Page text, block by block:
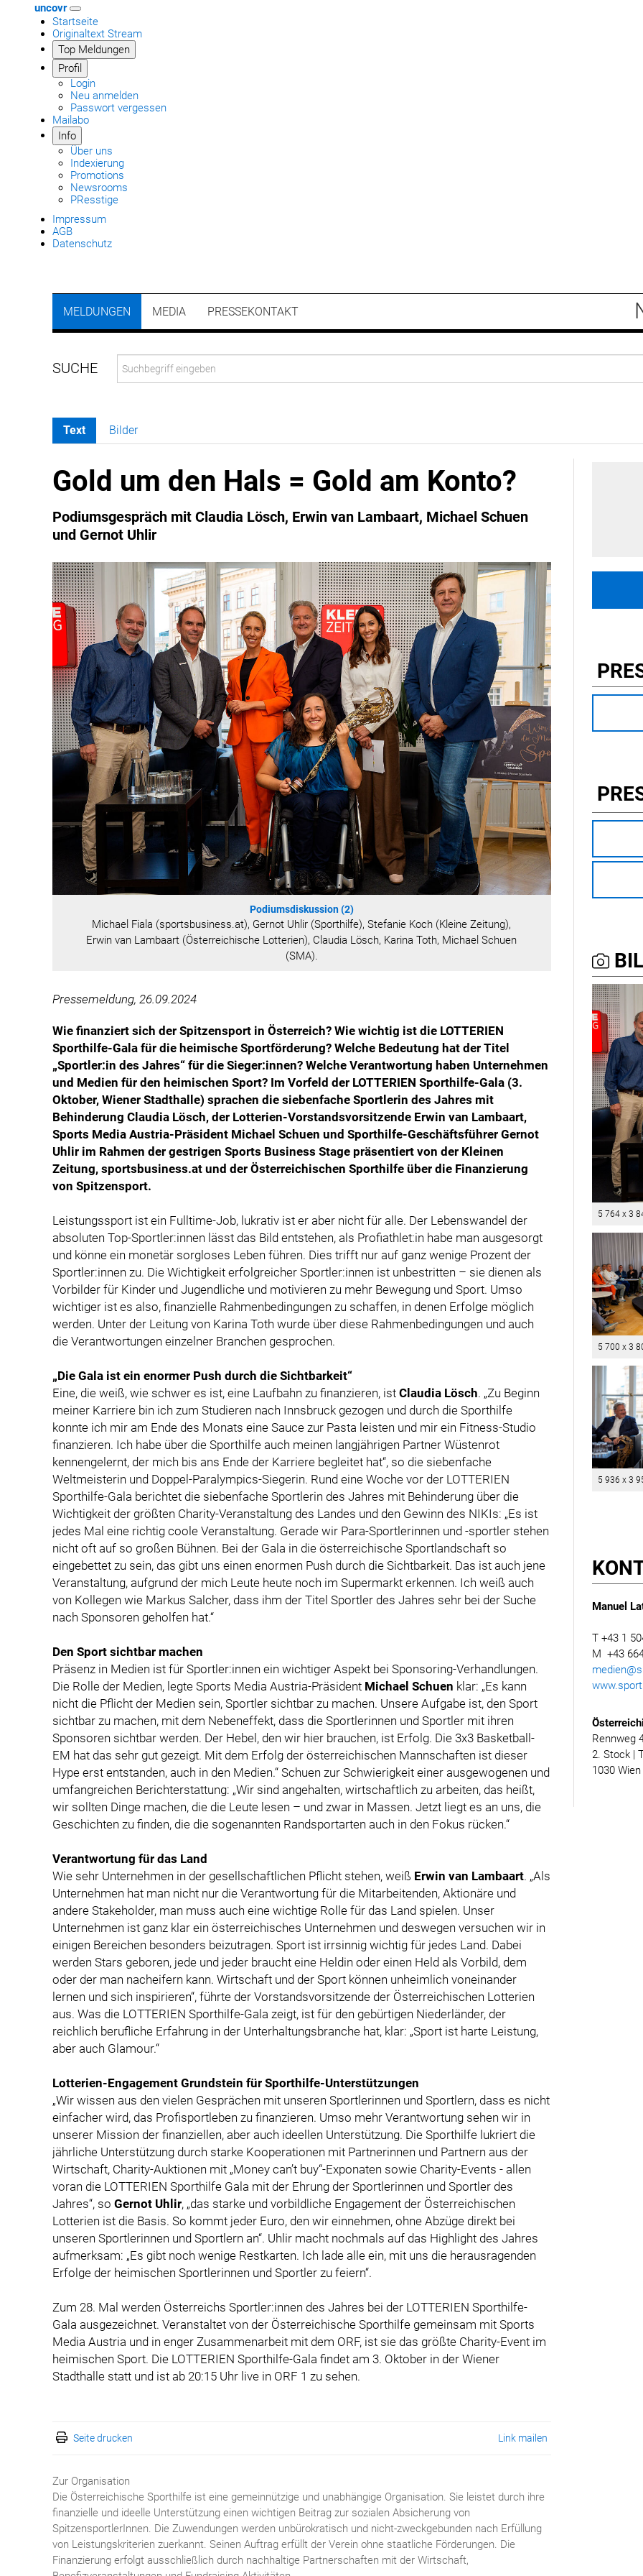
uncovr
Startseite
Originaltext Stream
Top Meldungen
Profil
Login
Neu anmelden
Passwort vergessen
Mailabo
Info
Über uns
Indexierung
Promotions
Newsrooms
PResstige
Impressum
AGB
Datenschutz
MELDUNGEN MEDIA PRESSEKONTAKT
Text Bilder
Gold um den Hals = Gold am Konto?
Podiumsgespräch mit Claudia Lösch, Erwin van Lambaart, Michael Schuen
und Gernot Uhlir
Podiumsdiskussion (2)
Michael Fiala (sportsbusiness.at), Gernot Uhlir (Sporthilfe), Stefanie Koch (Kleine Zeitung),
Erwin van Lambaart (Österreichische Lotterien), Claudia Lösch, Karina Toth, Michael Schuen
(SMA).
Pressemeldung, 26.09.2024
Wie finanziert sich der Spitzensport in Österreich? Wie wichtig ist die LOTTERIEN
Sporthilfe-Gala für die heimische Sportförderung? Welche Bedeutung hat der Titel
„Sportler:in des Jahres“ für die Sieger:innen? Welche Verantwortung haben Unternehmen
und Medien für den heimischen Sport? Im Vorfeld der LOTTERIEN Sporthilfe-Gala (3.
Oktober, Wiener Stadthalle) sprachen die siebenfache Sportlerin des Jahres mit
Behinderung Claudia Lösch, der Lotterien-Vorstandsvorsitzende Erwin van Lambaart,
Sports Media Austria-Präsident Michael Schuen und Sporthilfe-Geschäftsführer Gernot
Uhlir im Rahmen der gestrigen Sports Business Stage präsentiert von der Kleinen
Zeitung, sportsbusiness.at und der Österreichischen Sporthilfe über die Finanzierung
von Spitzensport.
Leistungssport ist ein Fulltime-Job, lukrativ ist er aber nicht für alle. Der Lebenswandel der
absoluten Top-Sportler:innen lässt das Bild entstehen, als Profiathlet:in habe man ausgesorgt
und könne ein monetär sorgloses Leben führen. Dies trifft nur auf ganz wenige Prozent der
Sportler:innen zu. Die Wichtigkeit erfolgreicher Sportler:innen ist unbestritten – sie dienen als
Vorbilder für Kinder und Jugendliche und motivieren zu mehr Bewegung und Sport. Umso
wichtiger ist es also, finanzielle Rahmenbedingungen zu schaffen, in denen Erfolge möglich
werden. Unter der Leitung von Karina Toth wurde über diese Rahmenbedingungen und auch
die Verantwortungen einzelner Branchen gesprochen.
„Die Gala ist ein enormer Push durch die Sichtbarkeit“
Eine, die weiß, wie schwer es ist, eine Laufbahn zu finanzieren, ist Claudia Lösch. „Zu Beginn
meiner Karriere bin ich zum Studieren nach Innsbruck gezogen und durch die Sporthilfe
konnte ich mir am Ende des Monats eine Sauce zur Pasta leisten und mir ein Fitness-Studio
finanzieren. Ich habe über die Sporthilfe auch meinen langjährigen Partner Wüstenrot
kennengelernt, der mich bis ans Ende der Karriere begleitet hat“, so die siebenfache
Weltmeisterin und Doppel-Paralympics-Siegerin. Rund eine Woche vor der LOTTERIEN
Sporthilfe-Gala berichtet die siebenfache Sportlerin des Jahres mit Behinderung über die
Wichtigkeit der größten Charity-Veranstaltung des Landes und den Gewinn des NIKIs: „Es ist
jedes Mal eine richtig coole Veranstaltung. Gerade wir Para-Sportlerinnen und -sportler stehen
nicht oft auf so großen Bühnen. Bei der Gala in die österreichische Sportlandschaft so
eingebettet zu sein, das gibt uns einen enormen Push durch die Sichtbarkeit. Das ist auch jene
Veranstaltung, aufgrund der mich Leute heute noch im Supermarkt erkennen. Ich weiß auch
von Kollegen wie Markus Salcher, dass ihm der Titel Sportler des Jahres sehr bei der Suche
nach Sponsoren geholfen hat.“
Den Sport sichtbar machen
Präsenz in Medien ist für Sportler:innen ein wichtiger Aspekt bei Sponsoring-Verhandlungen.
Die Rolle der Medien, legte Sports Media Austria-Präsident Michael Schuen klar: „Es kann
nicht die Pflicht der Medien sein, Sportler sichtbar zu machen. Unsere Aufgabe ist, den Sport
sichtbar zu machen, mit dem Nebeneffekt, dass die Sportlerinnen und Sportler mit ihren
Sponsoren sichtbar werden. Der Hebel, den wir hier brauchen, ist Erfolg. Die 3x3 Basketball-
EM hat das sehr gut gezeigt. Mit dem Erfolg der österreichischen Mannschaften ist dieser
Hype erst entstanden, auch in den Medien.“ Schuen zur Schwierigkeit einer ausgewogenen und
umfangreichen Berichterstattung: „Wir sind angehalten, wirtschaftlich zu arbeiten, das heißt,
wir sollten Dinge machen, die die Leute lesen – und zwar in Massen. Jetzt liegt es an uns, die
Geschichten zu finden, die die sogenannten Randsportarten auch in den Fokus rücken.“
Verantwortung für das Land
Wie sehr Unternehmen in der gesellschaftlichen Pflicht stehen, weiß Erwin van Lambaart. „Als
Unternehmen hat man nicht nur die Verantwortung für die Mitarbeitenden, Aktionäre und
andere Stakeholder, man muss auch eine wichtige Rolle für das Land spielen. Unser
Unternehmen ist ganz klar ein österreichisches Unternehmen und deswegen versuchen wir in
einigen Bereichen besonders beizutragen. Sport ist irrsinnig wichtig für jedes Land. Dabei
werden Stars geboren, jede und jeder braucht eine Heldin oder einen Held als Vorbild, dem
oder der man nacheifern kann. Wirtschaft und der Sport können unheimlich voneinander
lernen und sich inspirieren“, führte der Vorstandsvorsitzende der Österreichischen Lotterien
aus. Was die LOTTERIEN Sporthilfe-Gala zeigt, ist für den gebürtigen Niederländer, der
reichlich berufliche Erfahrung in der Unterhaltungsbranche hat, klar: „Sport ist harte Leistung,
aber auch Glamour.“
Lotterien-Engagement Grundstein für Sporthilfe-Unterstützungen
„Wir wissen aus den vielen Gesprächen mit unseren Sportlerinnen und Sportlern, dass es nicht
einfacher wird, das Profisportleben zu finanzieren. Umso mehr Verantwortung sehen wir in
unserer Mission der finanziellen, aber auch ideellen Unterstützung. Die Sporthilfe lukriert die
jährliche Unterstützung durch starke Kooperationen mit Partnerinnen und Partnern aus der
Wirtschaft, Charity-Auktionen mit „Money can’t buy“-Exponaten sowie Charity-Events - allen
voran die LOTTERIEN Sporthilfe Gala mit der Ehrung der Sportlerinnen und Sportler des
Jahres“, so Gernot Uhlir, „das starke und vorbildliche Engagement der Österreichischen
Lotterien ist die Basis. So kommt jeder Euro, den wir einnehmen, ohne Abzüge direkt bei
unseren Sportlerinnen und Sportlern an“. Uhlir macht nochmals auf das Highlight des Jahres
aufmerksam: „Es gibt noch wenige Restkarten. Ich lade alle ein, mit uns die herausragenden
Erfolge der heimischen Sportlerinnen und Sportler zu feiern“.
Zum 28. Mal werden Österreichs Sportler:innen des Jahres bei der LOTTERIEN Sporthilfe-
Gala ausgezeichnet. Veranstaltet von der Österreichische Sporthilfe gemeinsam mit Sports
Media Austria und in enger Zusammenarbeit mit dem ORF, ist sie das größte Charity-Event im
heimischen Sport. Die LOTTERIEN Sporthilfe-Gala findet am 3. Oktober in der Wiener
Stadthalle statt und ist ab 20:15 Uhr live in ORF 1 zu sehen.
Seite drucken Link mailen
Zur Organisation
Die Österreichische Sporthilfe ist eine gemeinnützige und unabhängige Organisation. Sie leistet durch ihre
finanzielle und ideelle Unterstützung einen wichtigen Beitrag zur sozialen Absicherung von
SpitzensportlerInnen. Die Zuwendungen werden unbürokratisch und nicht-zweckgebunden nach Erfüllung
von Leistungskriterien zuerkannt. Seinen Auftrag erfüllt der Verein ohne staatliche Förderungen. Die
Finanzierung erfolgt ausschließlich durch nachhaltige Partnerschaften mit der Wirtschaft,
5 764 x 3
5 700 x 3
5 936 x 3
Manuel
T +43 1
M +43
Rennweg
2. Stock |
1030 Wien